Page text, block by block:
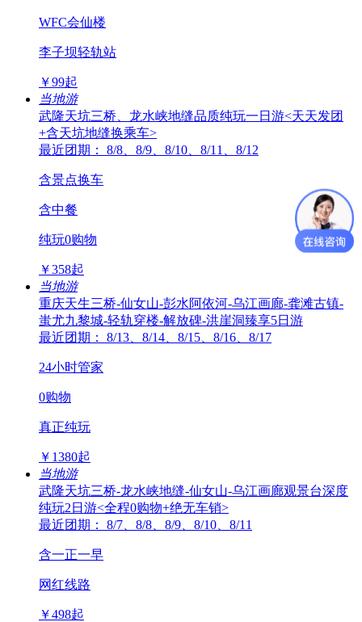
WFC会仙楼
李子坝轻轨站
￥99起
当地游
武隆天坑三桥、龙水峡地缝品质纯玩一日游<天天发团
+含天坑地缝换乘车>
最近团期： 8/8、8/9、8/10、8/11、8/12
含景点换车
含中餐
纯玩0购物
￥358起
当地游
重庆天生三桥-仙女山-彭水阿依河-乌江画廊-龚滩古镇-
蚩尤九黎城-轻轨穿楼-解放碑-洪崖洞臻享5日游
最近团期： 8/13、8/14、8/15、8/16、8/17
24小时管家
0购物
真正纯玩
￥ 1380起
当地游
武隆天坑三桥-龙水峡地缝-仙女山-乌江画廊观景台深度
纯玩2日游<全程0购物+绝无车销>
最近团期： 8/7、8/8、8/9、8/10、8/11
含一正一早
网红线路
￥498起